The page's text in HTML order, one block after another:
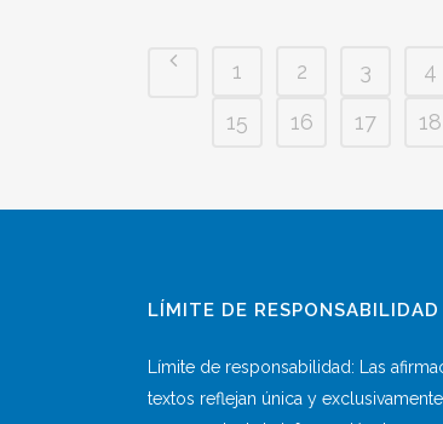
1 2 3 4
15
16 17 18
LÍMITE DE RESPONSABILIDAD
Límite de responsabilidad: Las
textos reflejan única y